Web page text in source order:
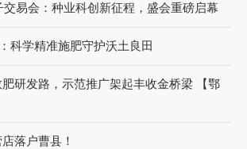
易会：种业科创新征程，盛会重磅启幕
科学精准施肥守护沃土良田
研发路，示范推广架起丰收金桥梁 【鄂
落户曹县！